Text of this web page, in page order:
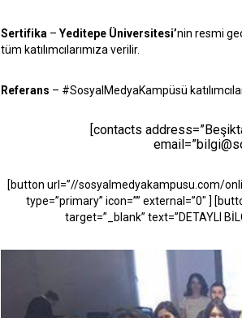
Sertifika – Yeditepe Üniversitesi’nin resmi
tüm katılımcılarımıza verilir.
Referans – #SosyalMedyaKampüsü
[contacts
email=”
[button url=”//sosyalmedyakampusu.com/
type=”primary” icon=”” external=”0″ ]
target=”_blank” text=”DETAYLI